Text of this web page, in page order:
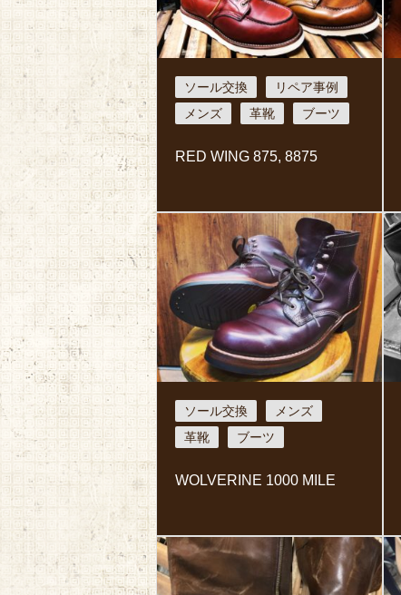
ソール交換
リペア事例
メンズ
革靴 ブーツ
RED WING 875, 8875
ソール交換
メンズ
革靴
ブーツ
WOLVERINE 1000 MILE